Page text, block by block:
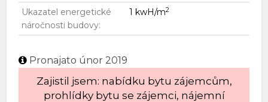
Ukazatel energetické
náročnosti budovy:
1 kwH/m2
Pronajato únor 2019
Zajistil jsem: nabídku bytu zájemcům,
prohlídky bytu se zájemci, nájemní